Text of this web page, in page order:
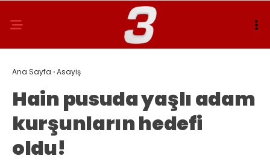
Ana Sayfa ›Asayiş
Hain pusuda yaşlı adam
kurşunların hedefi
oldu!